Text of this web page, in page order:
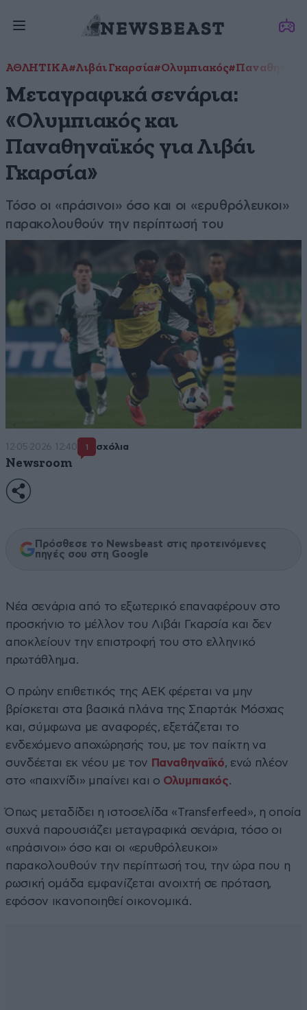
ΑΘΛΗΤΙΚΑ#Λιβάι Γκαρσία#Ολυμπιακός
Μεταγραφικά σενάρια:
«Ολυμπιακός και
Παναθηναϊκός για Λιβάι
Γκαρσία»
Τόσο οι «πράσινοι» όσο και οι «ερυθρόλευκοι»
παρακολουθούν την περίπτωσή του
12·05·2026 12:40 1 σχόλια
Newsroom
Πρόσθεσε το Newsbeast στις προτεινόμενες
πηγές σου στη Google
Νέα σενάρια από το εξωτερικό επαναφέρουν στο
προσκήνιο το μέλλον του Λιβάι Γκαρσία και δεν
αποκλείουν την επιστροφή του στο ελληνικό
πρωτάθλημα.
Ο πρώην επιθετικός της ΑΕΚ φέρεται να μην
βρίσκεται στα βασικά πλάνα της Σπαρτάκ Μόσχας
και, σύμφωνα με αναφορές, εξετάζεται το
ενδεχόμενο αποχώρησής του, με τον παίκτη να
συνδέεται εκ νέου με τον Παναθηναϊκό, ενώ πλέον
στο «παιχνίδι» μπαίνει και ο Ολυμπιακός.
Όπως μεταδίδει η ιστοσελίδα «Transferfeed», η οποία
συχνά παρουσιάζει μεταγραφικά σενάρια, τόσο οι
«πράσινοι» όσο και οι «ερυθρόλευκοι»
παρακολουθούν την περίπτωσή του, την ώρα που η
ρωσική ομάδα εμφανίζεται ανοιχτή σε πρόταση,
εφόσον ικανοποιηθεί οικονομικά.